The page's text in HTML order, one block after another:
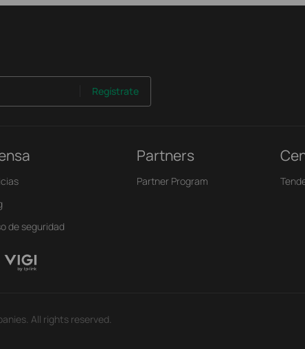
Regístrate
de seguridad
Partners
Partner Program
All rights reserved.